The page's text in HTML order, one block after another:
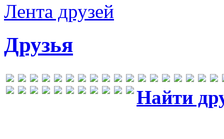
Лента друзей
Друзья
Найти